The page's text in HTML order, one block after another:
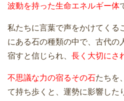
波動を持った生命エネルギー体
私たちに言葉で声をかけてくる
にある石の種類の中で、古代の
宿すと信じられ、 長く大切にさ
不思議な力の宿るその石たちを
て持ち歩くと、運勢に影響した